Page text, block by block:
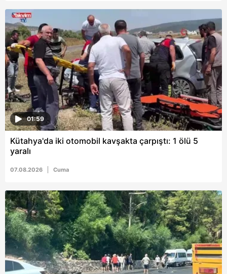
01:59
Kütahya'da iki otomobil kavşakta çarpıştı: 1 ölü 5
yaralı
07.08.2026 Cuma